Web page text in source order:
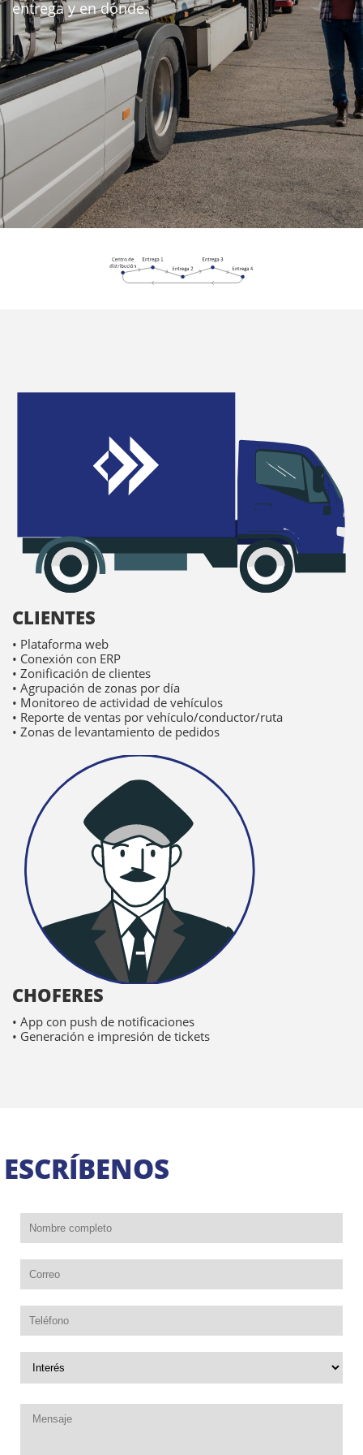
entrega y en dónde.
CLIENTES
• Plataforma web
• Conexión con ERP
• Zonificación de clientes
• Agrupación de zonas por día
• Monitoreo de actividad de vehículos
• Reporte de ventas por vehículo/conductor/ruta
• Zonas de levantamiento de pedidos
CHOFERES
• App con push de notificaciones
• Generación e impresión de tickets
ESCRÍBENOS